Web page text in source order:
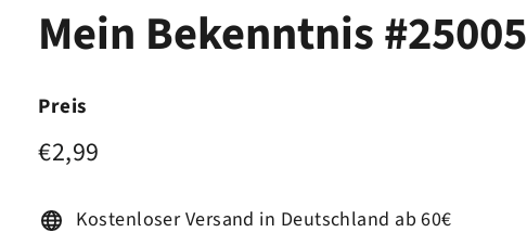
Mein Bekenntnis #25005
Preis
Normaler
€2,99
Kostenloser Versand in Deutschland ab 60€